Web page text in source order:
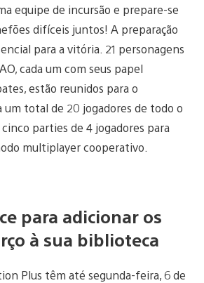
equipe de incursão e prepare-se
difíceis juntos! A preparação
para a vitória. 21 personagens
cada um com seus papel
estão reunidos para o
total de 20 jogadores de todo o
parties de 4 jogadores para
multiplayer cooperativo.
para adicionar os
à sua biblioteca
Plus têm até segunda-feira, 6 de